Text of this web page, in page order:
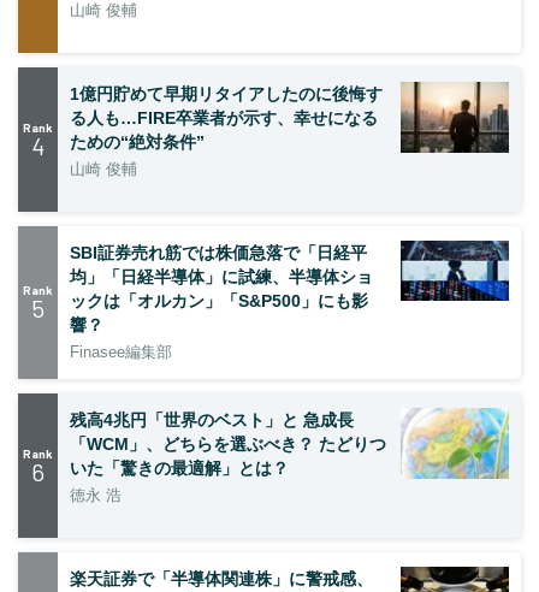
山崎 俊輔
Rank
4
1億円貯めて早期リタイアしたのに後悔す
る人も…FIRE卒業者が示す、幸せになる
ための“絶対条件”
山崎 俊輔
Rank
5
SBI証券売れ筋では株価急落で「日経平
均」「日経半導体」に試練、半導体ショ
ックは「オルカン」「S&P500」にも影
響？
Finasee編集部
Rank
6
残高4兆円「世界のベスト」と 急成長
「WCM」、どちらを選ぶべき？ たどりつ
いた「驚きの最適解」とは？
徳永 浩
楽天証券で「半導体関連株」に警戒感、